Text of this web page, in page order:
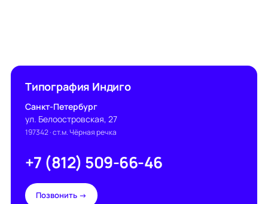
Типография Индиго
Санкт-Петербург
ул. Белоостровская, 27
197342· ст.м. Чёрная речка
+7 (812) 509-66-46
Позвонить →